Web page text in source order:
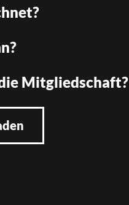
Mitgliedschaft?